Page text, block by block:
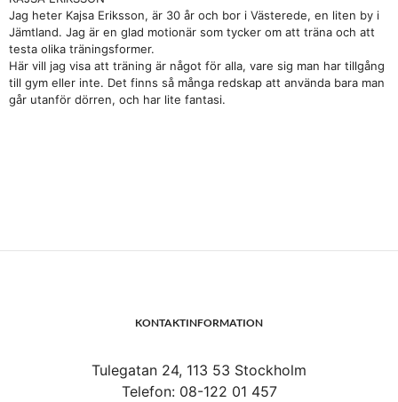
Jag heter Kajsa Eriksson, är 30 år och bor i Västerede, en liten by i
Jämtland. Jag är en glad motionär som tycker om att träna och att
testa olika träningsformer.
Här vill jag visa att träning är något för alla, vare sig man har tillgång
till gym eller inte. Det finns så många redskap att använda bara man
går utanför dörren, och har lite fantasi.
KONTAKTINFORMATION
Tulegatan 24, 113 53 Stockholm
Telefon: 08-122 01 457